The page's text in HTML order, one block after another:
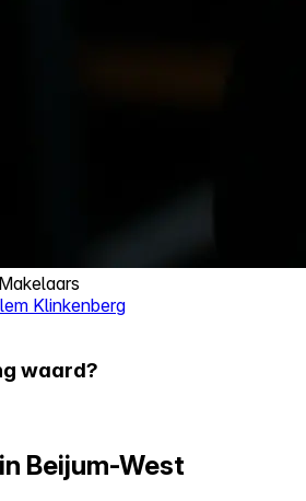
Klinkenberg
waard?
Beijum-West